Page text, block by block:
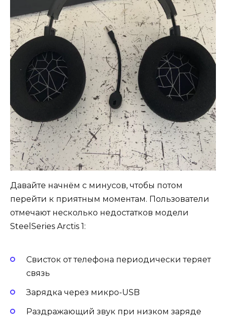
Давайте начнём с минусов, чтобы потом
перейти к приятным моментам. Пользователи
отмечают несколько недостатков модели
SteelSeries Arctis 1:
Свисток от телефона периодически теряет
связь
Зарядка через микро-USB
Раздражающий звук при низком заряде